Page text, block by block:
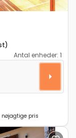
Antal enheder: 1
K-21842
nøjagtige pris